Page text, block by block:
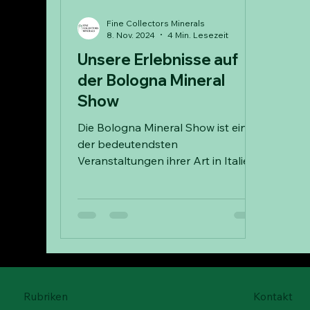
Unsere Erlebnisse auf
der Bologna Mineral
Show
Die Bologna Mineral Show ist eine
der bedeutendsten
Veranstaltungen ihrer Art in Italien
Fine Collectors Minerals
8. Nov. 2024
4 Min. Lesezeit
Rubriken
Kontakt